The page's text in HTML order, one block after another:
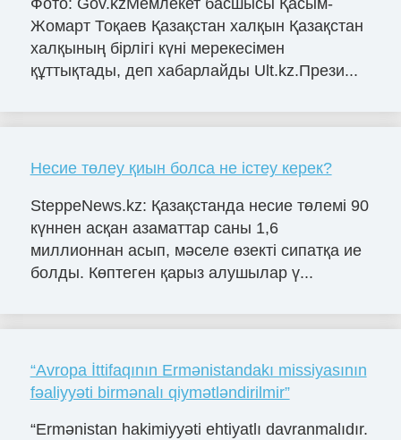
Жомарт Тоқаев Қазақстан халқын Қазақстан
халқының бірлігі күні мерекесімен
құттықтады, деп хабарлайды Ult.kz.Прези...
Несие төлеу қиын болса не істеу керек?
SteppeNews.kz: Қазақстанда несие төлемі 90
күннен асқан азаматтар саны 1,6
миллионнан асып, мәселе өзекті сипатқа ие
болды. Көптеген қарыз алушылар ү...
“Avropa İttifaqının Ermənistandakı missiyasının
fəaliyyəti birmənalı qiymətləndirilmir”
“Ermənistan hakimiyyəti ehtiyatlı davranmalıdır.